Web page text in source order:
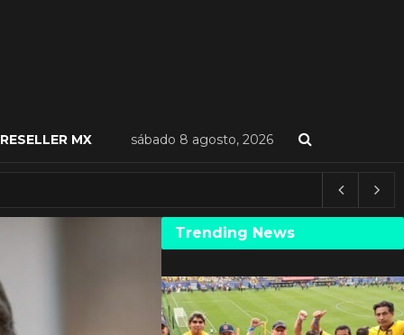
RESELLER MX sábado 8 agosto, 2026
Trending News